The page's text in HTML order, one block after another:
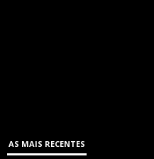
AS MAIS RECENTES